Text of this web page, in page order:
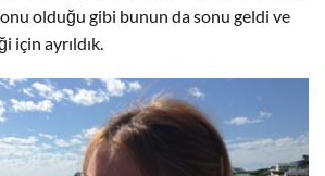
olduğu gibi bunun da sonu geldi ve
için ayrıldık.